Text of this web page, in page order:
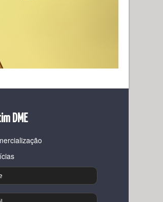
DME